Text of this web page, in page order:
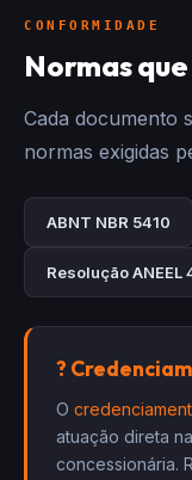
CONFORMIDADE
Normas
Cada documento
normas exigidas
ABNT NBR 5410
Resolução ANEEL
?
O
atuação direta
concessionária.